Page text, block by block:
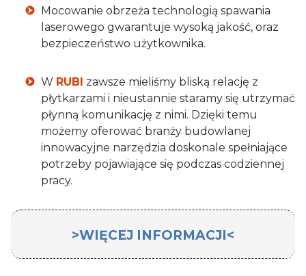
Mocowanie obrzeża technologią spawania
laserowego gwarantuje wysoką jakość, oraz
bezpieczeństwo użytkownika.
W RUBI zawsze mieliśmy bliską relację z
płytkarzami i nieustannie staramy się utrzymać
płynną komunikację z nimi. Dzięki temu
możemy oferować branży budowlanej
innowacyjne narzędzia doskonale spełniające
potrzeby pojawiające się podczas codziennej
pracy.
>WIĘCEJ INFORMACJI<
Tarcza diamentowa 250x25.4mm Rubi CEV